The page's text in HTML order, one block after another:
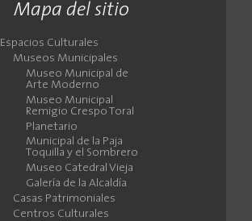
Mapa del sitio
Espacios Culturales
Museos Municipales
Museo Municipal de
Arte Moderno
Museo Municipal
Remigio Crespo Toral
Planetario
Municipal de la Paja
Toquilla y el Sombrero
Museo Catedral Vieja
Galería de la Alcaldía
Casas Patrimoniales
Centros Culturales